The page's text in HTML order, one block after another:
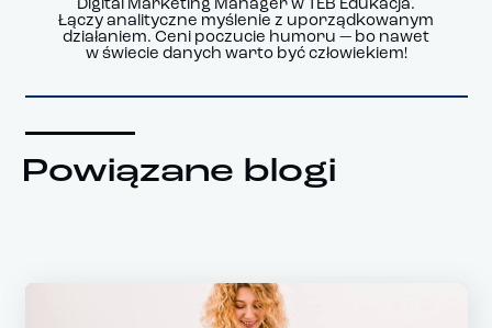
Digital Marketing Manager w TEB Edukacja.
Łączy analityczne myślenie z uporządkowanym
działaniem. Ceni poczucie humoru — bo nawet
w świecie danych warto być człowiekiem!
Powiązane blogi